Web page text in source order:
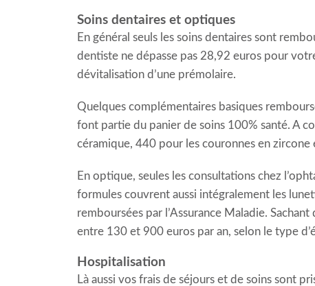
Soins dentaires et optiques
En général seuls les soins dentaires sont
dentiste ne dépasse pas 28,92 euros pour
dévitalisation d’une prémolaire.
Quelques complémentaires basiques
font partie du panier de soins 100% santé. A
céramique, 440 pour les couronnes en
En optique, seules les consultations chez
formules couvrent aussi intégralement les
remboursées par l’Assurance Maladie.
entre 130 et 900 euros par an, selon le type
Hospitalisation
Là aussi vos frais de séjours et de soins sont